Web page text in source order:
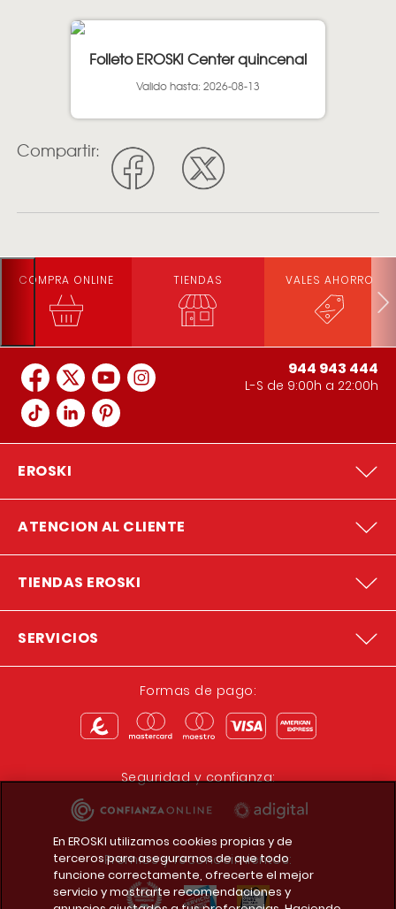
Folleto EROSKI Center quincenal
Valido hasta: 2026-08-13
Compartir:
COMPRA ONLINE TIENDAS VALES AHORRO
944 943 444
L-S de 9:00h a 22:00h
EROSKI
ATENCION AL CLIENTE
TIENDAS EROSKI
SERVICIOS
Formas de pago:
Seguridad y confianza:
Premios y reconocimientos:
En EROSKI utilizamos cookies propias y de
terceros para asegurarnos de que todo
funcione correctamente, ofrecerte el mejor
servicio y mostrarte recomendaciones y